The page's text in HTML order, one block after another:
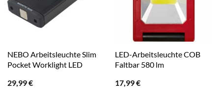
NEBO Arbeitsleuchte Slim
Pocket Worklight LED
29,99€
LED-Arbeitsleuchte COB
Faltbar 580 lm
17,99€